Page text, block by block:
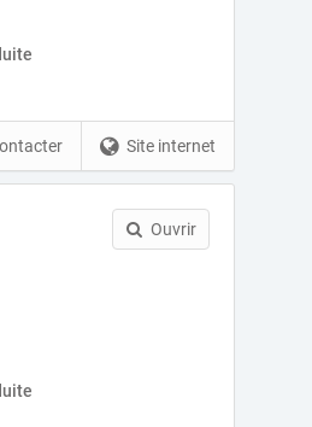
Site internet
Ouvrir